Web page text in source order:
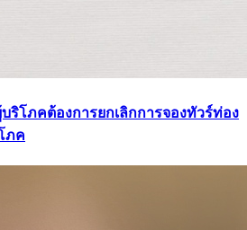
ริโภคต้องการยกเลิกการจองทัวร์ท่อง
ภค